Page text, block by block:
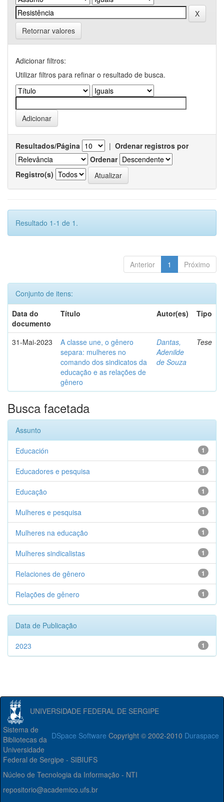
Retornar valores
Adicionar filtros:
Utilizar filtros para refinar o resultado de busca.
Resultados/Página | Ordenar registros por
Ordenar
Registro(s)
Resultado 1-1 de 1.
Anterior 1 Próximo
Conjunto de itens:
Data do
documento
Título Autor(es) Tipo
31-Mai-2023
A classe une, o gênero
separa: mulheres no
comando dos sindicatos da
educação e as relações de
gênero
Dantas,
Adenilde
de Souza
Tese
Busca facetada
Assunto
1
Educación
1
Educadores e pesquisa
1
Educação
1
Mulheres e pesquisa
1
Mulheres na educação
1
Mulheres sindicalistas
1
Relaciones de gênero
1
Relações de gênero
Data de Publicação
1
2023
UNIVERSIDADE FEDERAL DE SERGIPE
DSpace Software Copyright © 2002-2010 Duraspace
Sistema de
Bibliotecas da
Universidade
Federal de Sergipe - SIBIUFS
Núcleo de Tecnologia da Informação - NTI
repositorio@academico.ufs.br